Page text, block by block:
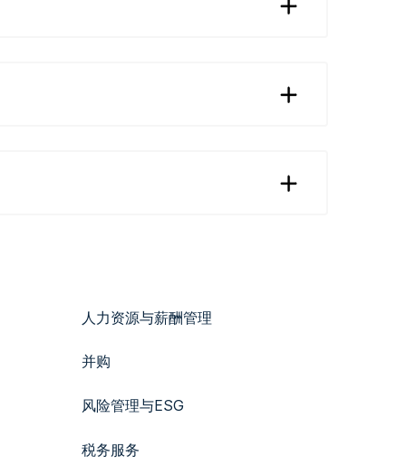
人力资源与薪酬管理
并购
风险管理与ESG
税务服务